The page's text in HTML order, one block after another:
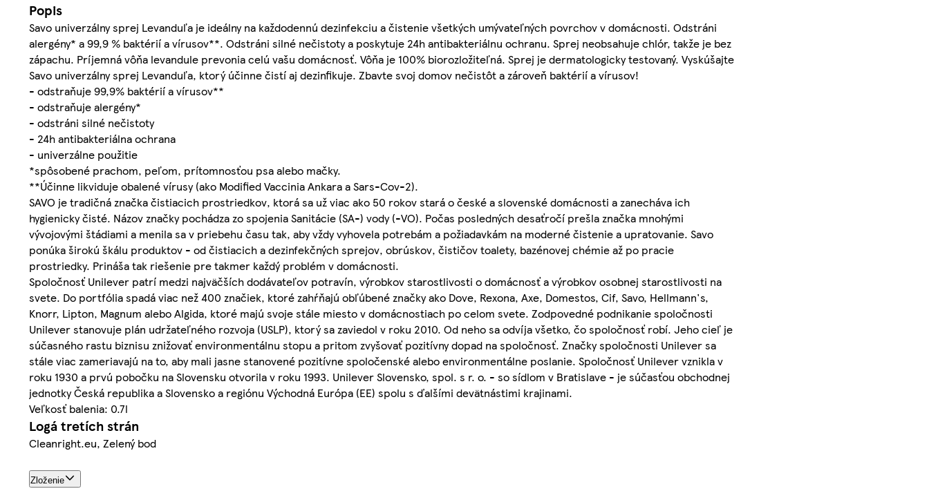
Popis
Savo univerzálny sprej Levanduľa je ideálny na každodennú dezinfekciu a čistenie všetkých umývateľných povrchov v domácnosti. Odstráni
alergény* a 99,9 % baktérií a vírusov**. Odstráni silné nečistoty a poskytuje 24h antibakteriálnu ochranu. Sprej neobsahuje chlór, takže je bez
zápachu. Príjemná vôňa levandule prevonia celú vašu domácnosť. Vôňa je 100% biorozložiteľná. Sprej je dermatologicky testovaný. Vyskúšajte
Savo univerzálny sprej Levanduľa, ktorý účinne čistí aj dezinfikuje. Zbavte svoj domov nečistôt a zároveň baktérií a vírusov!
- odstraňuje 99,9% baktérií a vírusov**
- odstraňuje alergény*
- odstráni silné nečistoty
- 24h antibakteriálna ochrana
- univerzálne použitie
*spôsobené prachom, peľom, prítomnosťou psa alebo mačky.
**Účinne likviduje obalené vírusy (ako Modified Vaccinia Ankara a Sars-Cov-2).
SAVO je tradičná značka čistiacich prostriedkov, ktorá sa už viac ako 50 rokov stará o české a slovenské domácnosti a zanecháva ich
hygienicky čisté. Názov značky pochádza zo spojenia Sanitácie (SA-) vody (-VO). Počas posledných desaťročí prešla značka mnohými
vývojovými štádiami a menila sa v priebehu času tak, aby vždy vyhovela potrebám a požiadavkám na moderné čistenie a upratovanie. Savo
ponúka širokú škálu produktov - od čistiacich a dezinfekčných sprejov, obrúskov, čističov toalety, bazénovej chémie až po pracie
prostriedky. Prináša tak riešenie pre takmer každý problém v domácnosti.
Spoločnosť Unilever patrí medzi najväčších dodávateľov potravín, výrobkov starostlivosti o domácnosť a výrobkov osobnej starostlivosti na
svete. Do portfólia spadá viac než 400 značiek, ktoré zahŕňajú obľúbené značky ako Dove, Rexona, Axe, Domestos, Cif, Savo, Hellmann's,
Knorr, Lipton, Magnum alebo Algida, ktoré majú svoje stále miesto v domácnostiach po celom svete. Zodpovedné podnikanie spoločnosti
Unilever stanovuje plán udržateľného rozvoja (USLP), ktorý sa zaviedol v roku 2010. Od neho sa odvíja všetko, čo spoločnosť robí. Jeho cieľ je
súčasného rastu biznisu znižovať environmentálnu stopu a pritom zvyšovať pozitívny dopad na spoločnosť. Značky spoločnosti Unilever sa
stále viac zameriavajú na to, aby mali jasne stanovené pozitívne spoločenské alebo environmentálne poslanie. Spoločnosť Unilever vznikla v
roku 1930 a prvú pobočku na Slovensku otvorila v roku 1993. Unilever Slovensko, spol. s r. o. - so sídlom v Bratislave - je súčasťou obchodnej
jednotky Česká republika a Slovensko a regiónu Východná Európa (EE) spolu s ďalšími devätnástimi krajinami.
Veľkosť balenia: 0.7l
Logá tretích strán
Cleanright.eu, Zelený bod
Zloženie